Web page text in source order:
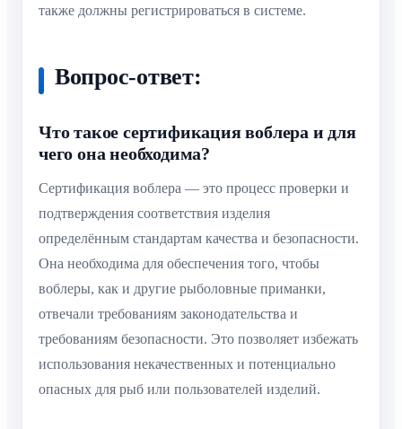
также должны регистрироваться в системе.
Вопрос-ответ:
Что такое сертификация воблера и для
чего она необходима?
Сертификация воблера — это процесс проверки и
подтверждения соответствия изделия
определённым стандартам качества и безопасности.
Она необходима для обеспечения того, чтобы
воблеры, как и другие рыболовные приманки,
отвечали требованиям законодательства и
требованиям безопасности. Это позволяет избежать
использования некачественных и потенциально
опасных для рыб или пользователей изделий.